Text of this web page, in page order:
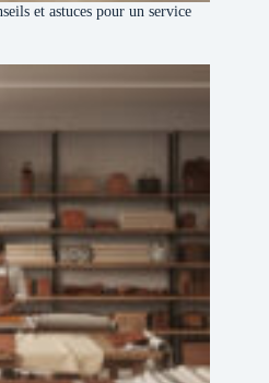
et astuces pour un service